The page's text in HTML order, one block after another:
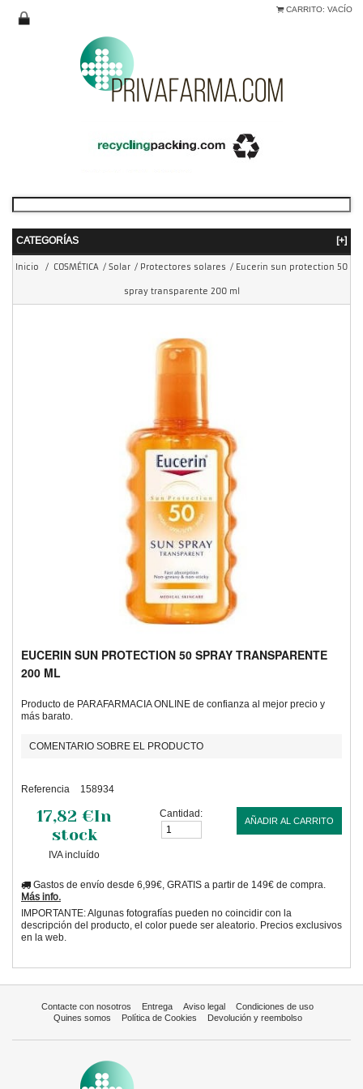
CARRITO: VACÍO
CATEGORÍAS [+]
Inicio / COSMÉTICA / Solar / Protectores solares / Eucerin sun protection 50
spray transparente 200 ml
EUCERIN SUN PROTECTION 50 SPRAY TRANSPARENTE
200 ML
Producto de PARAFARMACIA ONLINE de confianza al mejor precio y
más barato.
COMENTARIO SOBRE EL PRODUCTO
Referencia 158934
17,82 €In
stock
IVA incluído
Cantidad:
AÑADIR AL CARRITO
Gastos de envío desde 6,99€, GRATIS a partir de 149€ de compra.
Más info.
IMPORTANTE: Algunas fotografías pueden no coincidir con la
descripción del producto, el color puede ser aleatorio. Precios exclusivos
en la web.
Contacte con nosotros Entrega Aviso legal
Condiciones de uso
Quines somos
Política de Cookies Devolución y reembolso